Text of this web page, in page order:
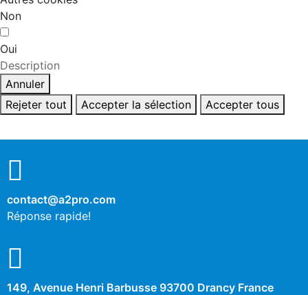
Non
Oui
Description
Annuler
Rejeter tout
Accepter la sélection Accepter tous
contact@a2pro.com
Réponse rapide!
149, Avenue Henri Barbusse 93700 Drancy France